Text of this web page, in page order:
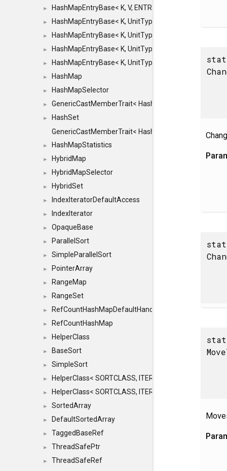
► HashMapEntryBase< K, V, ENTRY_HANDLER,
► HashMapEntryBase< K, UnitType, ENTRY_HANDLER,
► HashMapEntryBase< K, UnitType, ENTRY_HANDLER,
► HashMapEntryBase< K, UnitType, ENTRY_HANDLER,
► HashMapEntryBase< K, UnitType, ENTRY_HANDLER,
► HashMap
► HashMapSelector
► GenericCastMemberTrait< HashMap< K_TO, V_TO >,
►
HashSet
GenericCastMemberTrait< HashSet< TO >, HashSet<
► HashMapStatistics
► HybridMap
► HybridMapSelector
► HybridSet
► IndexIteratorDefaultAccess
► IndexIterator
► OpaqueBase
► ParallelSort
► SimpleParallelSort
► PointerArray
► RangeMap
► RangeSet
► RefCountHashMapDefaultHandler
► RefCountHashMap
► HelperClass
► BaseSort
► SimpleSort
► HelperClass< SORTCLASS, ITERATOR, CONTENT,
► HelperClass< SORTCLASS, ITERATOR, CONTENT,
► SortedArray
► DefaultSortedArray
► TaggedBaseRef
► ThreadSafePtr
►
ThreadSafeRef